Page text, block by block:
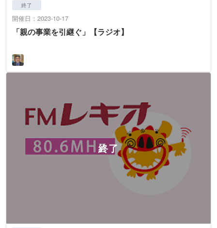
終了
開催日：2023-10-17
「親の事業を引継ぐ」【ラジオ】